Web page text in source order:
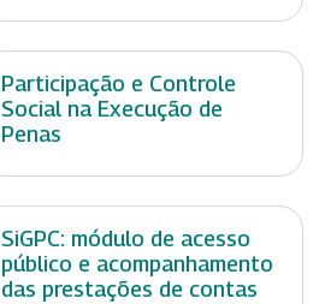
Participação e Controle
Social na Execução de
Penas
SiGPC: módulo de acesso
público e acompanhamento
das prestações de contas